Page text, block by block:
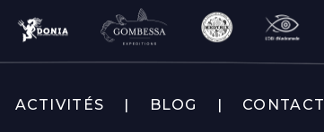
ACTIVITÉS BLOG CONTACT